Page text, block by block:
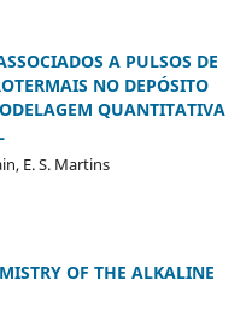
A PULSOS DE
NO DEPÓSITO
QUANTITATIVA
E. S. Martins
OF THE ALKALINE